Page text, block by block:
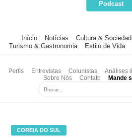
Podcast
Início Notícias Cultura &
Turismo & Gastronomia
Estilo de Vida
Perfis Entrevistas Colunistas Análises
Sobre Nós
Contato Mande
COREIA DO SUL